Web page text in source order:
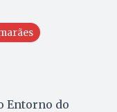
Entorno do